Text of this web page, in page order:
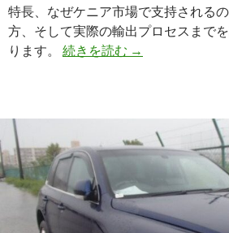
特長、なぜケニア市場で支持される
方、そして実際の輸出プロセスまで
ります。 続きを読む フ
ワ
ゲ
ン
ゴ
→